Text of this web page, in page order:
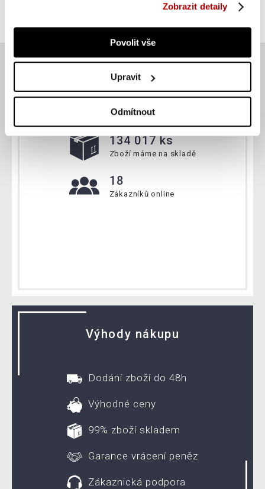
Zobrazit detaily
Povolit vše
Upravit
Odmítnout
skladem
Aktuálně
134 017 ks
Zboží máme na skladě
18
Zákazníků online
Výhody nákupu
Dodání zboží do 48h
Výhodné ceny
99% zboží skladem
Garance vrácení peněz
Zákaznická podpora